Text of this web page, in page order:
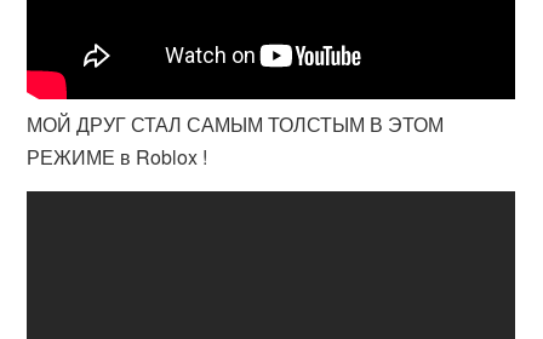
МОЙ ДРУГ СТАЛ САМЫМ ТОЛСТЫМ В ЭТОМ
РЕЖИМЕ в Roblox !